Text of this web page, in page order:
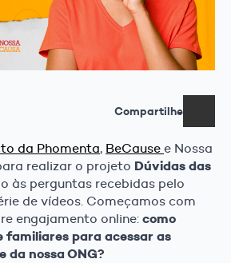
Compartilhe
da Phomenta, BeCause e Nossa
realizar o projeto Dúvidas das
às perguntas recebidas pelo
de vídeos. Começamos com
engajamento online: como
familiares para acessar as
da nossa ONG?